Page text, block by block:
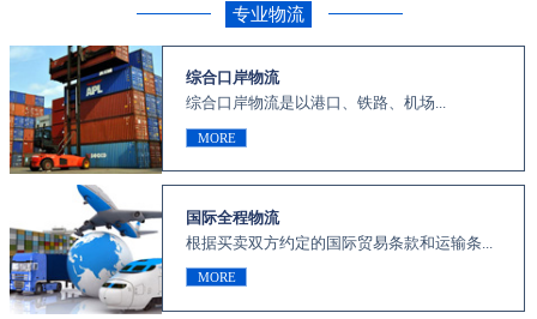
专业物流
综合口岸物流
综合口岸物流是以港口、铁路、机场...
MORE
国际全程物流
根据买卖双方约定的国际贸易条款和运输条...
MORE